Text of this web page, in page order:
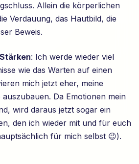
Allein die körperlichen
Verdauung, das Hautbild, die
Beweis.
: Ich werde wieder viel
wie das Warten auf einen
mich jetzt eher, meine
Da Emotionen mein
wird daraus jetzt sogar ein
den ich wieder mit und für euch
für mich selbst 😉).